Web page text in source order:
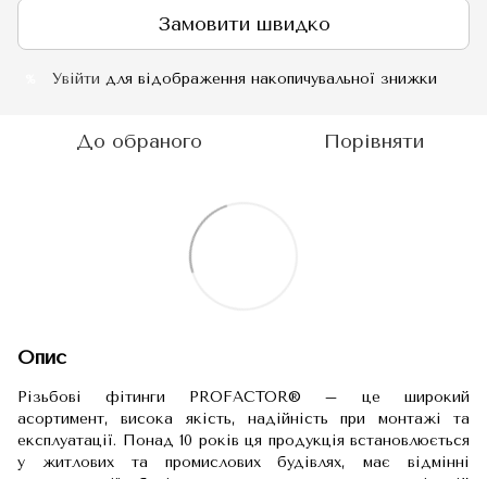
Замовити швидко
Увійти для відображення накопичувальної знижки
До обраного Порівняти
Опис
Різьбові фітинги PROFACTOR® – це широкий
асортимент, висока якість, надійність при монтажі та
експлуатації. Понад 10 років ця продукція встановлюється
у житлових та промислових будівлях, має відмінні